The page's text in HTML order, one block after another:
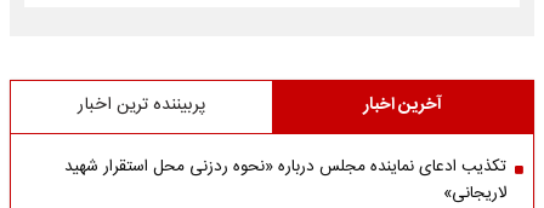
آخرین اخبار پربیننده ترین اخبار
تکذیب ادعای نماینده مجلس درباره «نحوه ردزنی محل استقرار شهید
لاریجانی»